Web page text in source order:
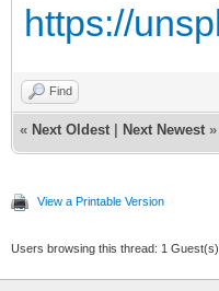
https://
Find
« Next Oldest Next Newest »
View a Printable Version
Users browsing this thread: 1 Guest(s)